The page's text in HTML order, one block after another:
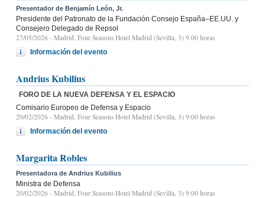
Presentador de Benjamín León, Jr.
Presidente del Patronato de la Fundación Consejo España–EE.UU. y
Consejero Delegado de Repsol
27/05/2026 - Madrid, Four Seasons Hotel Madrid (Sevilla, 3) 9.00 horas
Información del evento
Andrius Kubilius
FORO DE LA NUEVA DEFENSA Y EL ESPACIO
Comisario Europeo de Defensa y Espacio
20/02/2026 - Madrid, Four Seasons Hotel Madrid (Sevilla, 3) 9:00 horas
Información del evento
Margarita Robles
Presentadora de Andrius Kubilius
Ministra de Defensa
20/02/2026 - Madrid, Four Seasons Hotel Madrid (Sevilla, 3) 9:00 horas